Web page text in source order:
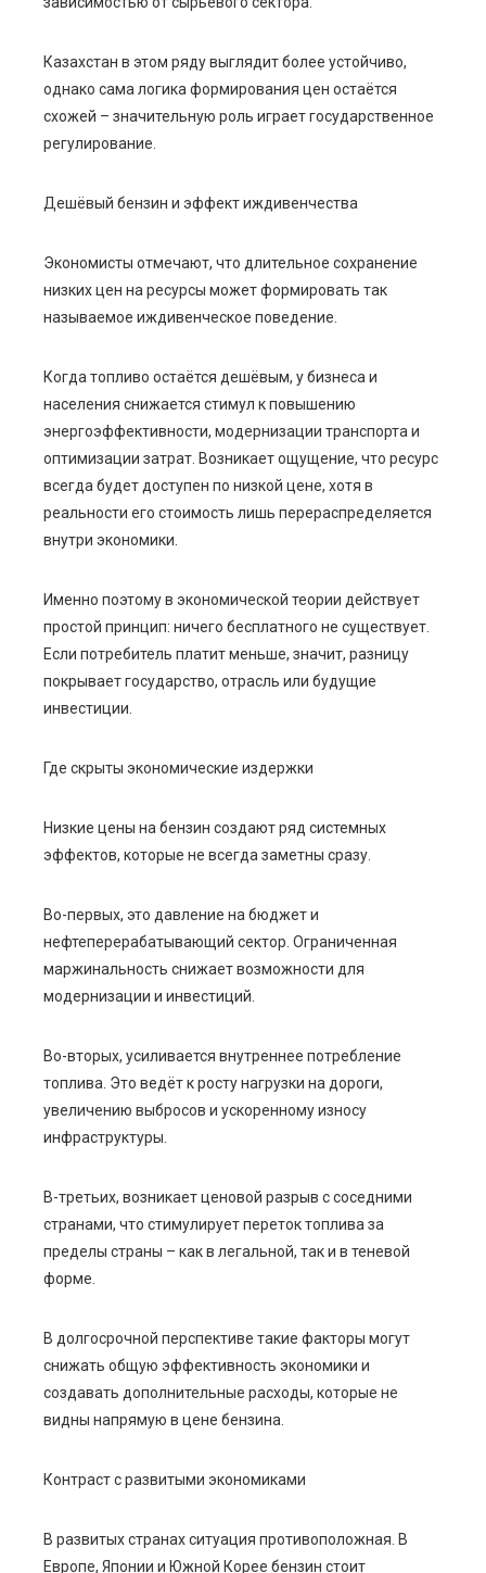
Казахстан в этом ряду выглядит более устойчиво,
однако сама логика формирования цен остаётся
схожей – значительную роль играет государственное
регулирование.
Дешёвый бензин и эффект иждивенчества
Экономисты отмечают, что длительное сохранение
низких цен на ресурсы может формировать так
называемое иждивенческое поведение.
Когда топливо остаётся дешёвым, у бизнеса и
населения снижается стимул к повышению
энергоэффективности, модернизации транспорта и
оптимизации затрат. Возникает ощущение, что ресурс
всегда будет доступен по низкой цене, хотя в
реальности его стоимость лишь перераспределяется
внутри экономики.
Именно поэтому в экономической теории действует
простой принцип: ничего бесплатного не существует.
Если потребитель платит меньше, значит, разницу
покрывает государство, отрасль или будущие
инвестиции.
Где скрыты экономические издержки
Низкие цены на бензин создают ряд системных
эффектов, которые не всегда заметны сразу.
Во-первых, это давление на бюджет и
нефтеперерабатывающий сектор. Ограниченная
маржинальность снижает возможности для
модернизации и инвестиций.
Во-вторых, усиливается внутреннее потребление
топлива. Это ведёт к росту нагрузки на дороги,
увеличению выбросов и ускоренному износу
инфраструктуры.
В-третьих, возникает ценовой разрыв с соседними
странами, что стимулирует переток топлива за
пределы страны – как в легальной, так и в теневой
форме.
В долгосрочной перспективе такие факторы могут
снижать общую эффективность экономики и
создавать дополнительные расходы, которые не
видны напрямую в цене бензина.
Контраст с развитыми экономиками
В развитых странах ситуация противоположная. В
Европе, Японии и Южной Корее бензин стоит